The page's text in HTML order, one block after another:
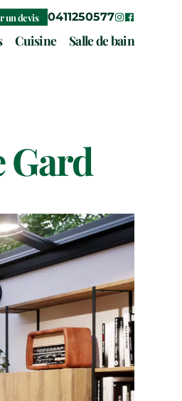
(nouvel onglet)
Cuisine(nouvel onglet)
Salle de bain(nouvel
un devis 0411250577
Gard